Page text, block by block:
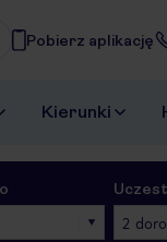
Pobierz aplikację
Kierunki
2